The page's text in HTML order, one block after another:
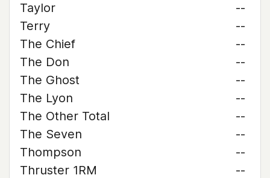
Taylor
--
Terry
--
The Chief
--
The Don
--
The Ghost
--
The Lyon
--
The Other Total
--
The Seven
--
Thompson
--
Thruster 1RM
--